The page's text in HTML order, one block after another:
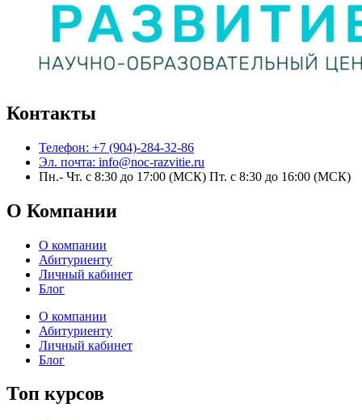
Контакты
Телефон: +7 (904)-284-32-86
Эл. почта: info@noc-razvitie.ru
Пн.- Чт. с 8:30 до 17:00 (МСК) Пт. с 8:30 до 16:00 (МСК)
О Компании
О компании
Абитуриенту
Личный кабинет
Блог
О компании
Абитуриенту
Личный кабинет
Блог
Топ курсов